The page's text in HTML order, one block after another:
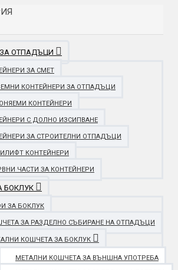
ОТПАДЪЦИ
ЗА СМЕТ
КОНТЕЙНЕРИ ЗА ОТПАДЪЦИ
КОНТЕЙНЕРИ
С ДОЛНО ИЗСИПВАНЕ
ЗА СТРОИТЕЛНИ ОТПАДЪЦИ
КОНТЕЙНЕРИ
ЧАСТИ ЗА КОНТЕЙНЕРИ
БОКЛУК
ЗА БОКЛУК
ЗА РАЗДЕЛНО СЪБИРАНЕ НА ОТПАДЪЦИ
КОШЧЕТА ЗА БОКЛУК
МЕТАЛНИ КОШЧЕТА ЗА ВЪНШНА УПОТРЕБА